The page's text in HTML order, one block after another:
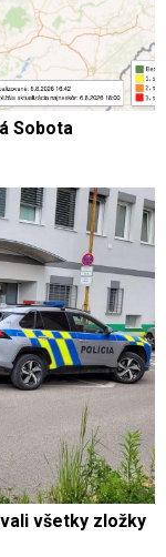
Sobota
všetky zložky